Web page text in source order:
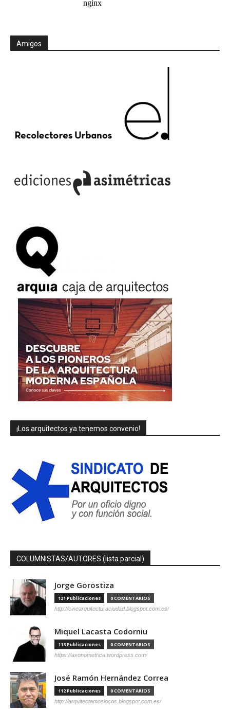
Amigos
¡Los arquitectos ya tenemos convenio!
COLUMNISTAS/AUTORES (lista parcial)
Jorge Gorostiza
121 Publicaciones 0 COMENTARIOS
http://cinearquitecturaciudad.blogspot.com.es/
Miquel Lacasta Codorniu
113 Publicaciones 0 COMENTARIOS
https://axonometrica.wordpress.com/
José Ramón Hernández Correa
112 Publicaciones 0 COMENTARIOS
http://arquitectamoslocos.blogspot.com.es/